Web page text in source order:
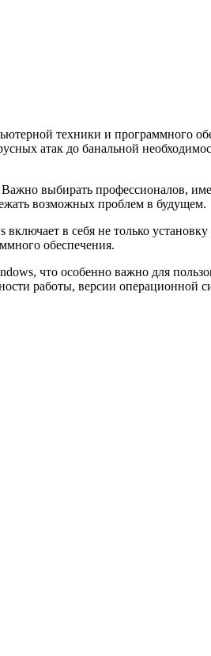
техники и программного
атак до банальной
выбирать профессионалов,
возможных проблем в будущем.
в себя не только
обеспечения.
что особенно важно для
работы, версии операционной